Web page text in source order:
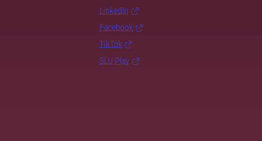
LinkedIn
Facebook
TikTok
SLU Play